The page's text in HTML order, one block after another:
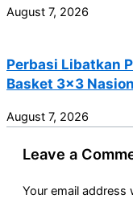
August 7, 2026
Perbasi Libatkan
Basket 3×3
August 7, 2026
Leave a
Your email address